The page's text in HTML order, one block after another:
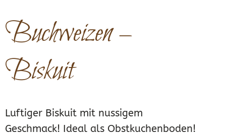
Buchweizen –
Biskuit
Luftiger Biskuit mit nussigem
Geschmack! Ideal als Obstkuchenboden!